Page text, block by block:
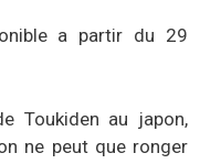
a partir du 29
Toukiden au japon,
ne peut que ronger